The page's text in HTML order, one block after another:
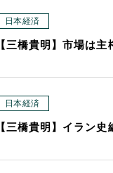
日本経済
【三橋貴明】市場は
日本経済
【三橋貴明】イラン